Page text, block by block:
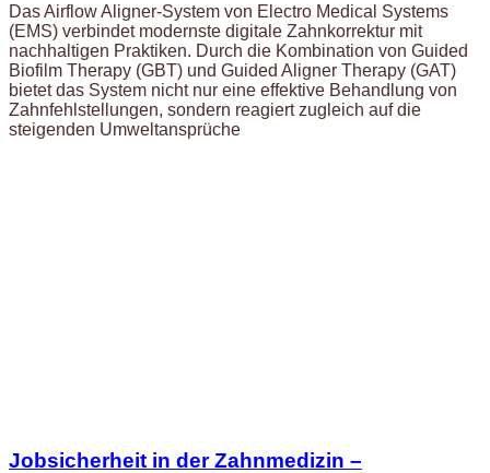
Das Airflow Aligner-System von Electro Medical Systems
(EMS) verbindet modernste digitale Zahnkorrektur mit
nachhaltigen Praktiken. Durch die Kombination von Guided
Biofilm Therapy (GBT) und Guided Aligner Therapy (GAT)
bietet das System nicht nur eine effektive Behandlung von
Zahnfehlstellungen, sondern reagiert zugleich auf die
steigenden Umweltansprüche
Jobsicherheit in der Zahnmedizin –